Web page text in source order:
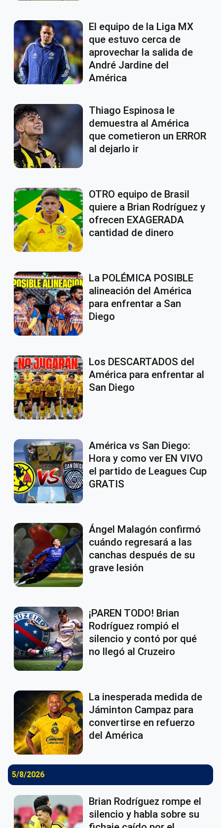
El equipo de la Liga MX
que estuvo cerca de
aprovechar la salida de
André Jardine del
América
Thiago Espinosa le
demuestra al América
que cometieron un ERROR
al dejarlo ir
OTRO equipo de Brasil
quiere a Brian Rodríguez y
ofrecen EXAGERADA
cantidad de dinero
La POLÉMICA POSIBLE
alineación del América
para enfrentar a San
Diego
Los DESCARTADOS del
América para enfrentar al
San Diego
América vs San Diego:
Hora y como ver EN VIVO
el partido de Leagues Cup
GRATIS
Ángel Malagón confirmó
cuándo regresará a las
canchas después de su
grave lesión
¡PAREN TODO! Brian
Rodríguez rompió el
silencio y contó por qué
no llegó al Cruzeiro
La inesperada medida de
Jáminton Campaz para
convertirse en refuerzo
del América
5/8/2026
Brian Rodríguez rompe el
silencio y habla sobre su